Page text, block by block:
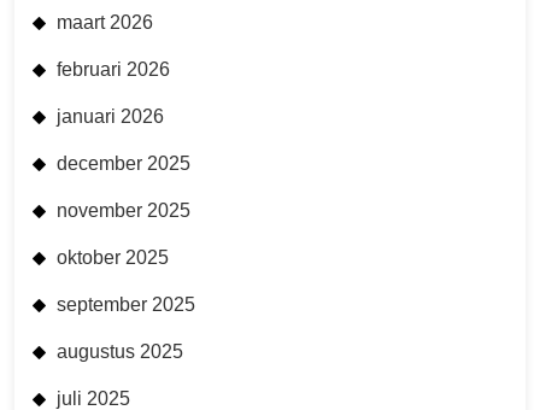
maart 2026
februari 2026
januari 2026
december 2025
november 2025
oktober 2025
september 2025
augustus 2025
juli 2025